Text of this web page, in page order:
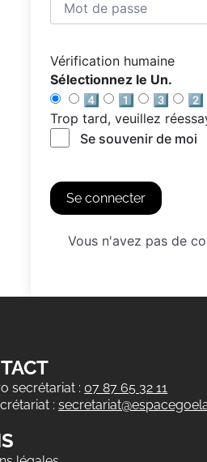
Vérification humaine
Sélectionnez le Un.
4️⃣
1️⃣ 3️⃣ 2️⃣
Trop tard, veuillez
Se souvenir de moi
Se connecter
Vous n'avez pas de
secrétariat : 07 87 65 32 11
: